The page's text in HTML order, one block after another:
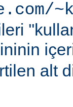
alt